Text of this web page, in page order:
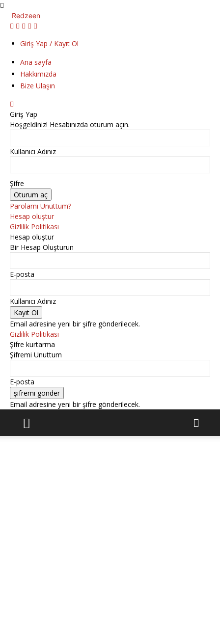
Redzeen
Giriş Yap / Kayıt Ol
Ana sayfa
Hakkımızda
Bize Ulaşın
Giriş Yap
Hoşgeldiniz! Hesabınızda oturum açın.
Kullanıcı Adınız
Şifre
Parolamı Unuttum?
Hesap oluştur
Gizlilik Politikası
Hesap oluştur
Bir Hesap Oluşturun
E-posta
Kullanıcı Adınız
Email adresine yeni bir şifre gönderilecek.
Gizlilik Politikası
Şifre kurtarma
Şifremi Unuttum
E-posta
Email adresine yeni bir şifre gönderilecek.